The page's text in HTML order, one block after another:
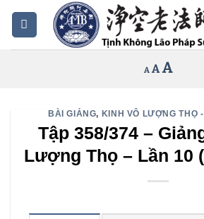
Bỏ
qua
nội
A Decrease
size.
A Reset
size.
A
size.
BÀI GIẢNG, KINH VÔ LƯỢNG THỌ
Tập 358/374 –
Lượng Thọ – Lần 10